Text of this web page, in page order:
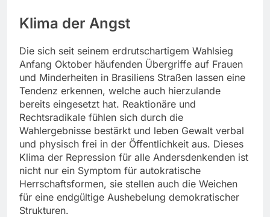
Klima der Angst
Die sich seit seinem erdrutschartigem Wahlsieg
Anfang Oktober häufenden Übergriffe auf Frauen
und Minderheiten in Brasiliens Straßen lassen eine
Tendenz erkennen, welche auch hierzulande
bereits eingesetzt hat. Reaktionäre und
Rechtsradikale fühlen sich durch die
Wahlergebnisse bestärkt und leben Gewalt verbal
und physisch frei in der Öffentlichkeit aus. Dieses
Klima der Repression für alle Andersdenkenden ist
nicht nur ein Symptom für autokratische
Herrschaftsformen, sie stellen auch die Weichen
für eine endgültige Aushebelung demokratischer
Strukturen.